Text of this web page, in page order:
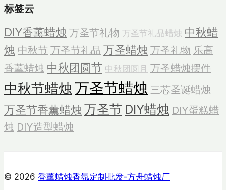
石
蜡
烛
标签云
DIY香薰蜡烛 万圣节礼物 万圣节礼品蜡烛 中秋蜡
烛 中秋节 万圣节礼品 万圣蜡烛 万圣礼物 乐高
香薰蜡烛 中秋团圆节 中秋团圆月 万圣蜡烛摆件
中秋节蜡烛万圣节蜡烛 三芯圣诞蜡烛
万圣节香薰蜡烛 万圣节 DIY蜡烛 DIY蛋糕蜡
烛 DIY造型蜡烛
© 2026 香薰蜡烛香氛定制批发-方舟蜡烛厂